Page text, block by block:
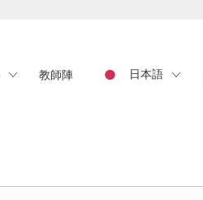
教師陣 日本語